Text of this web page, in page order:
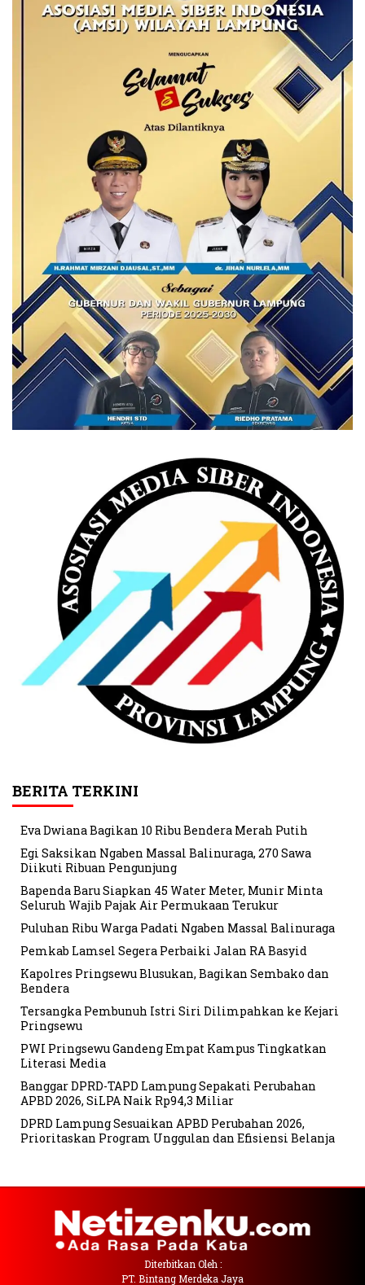
BERITA TERKINI
Eva Dwiana Bagikan 10 Ribu Bendera Merah Putih
Egi Saksikan Ngaben Massal Balinuraga, 270 Sawa
Diikuti Ribuan Pengunjung
Bapenda Baru Siapkan 45 Water Meter, Munir Minta
Seluruh Wajib Pajak Air Permukaan Terukur
Puluhan Ribu Warga Padati Ngaben Massal Balinuraga
Pemkab Lamsel Segera Perbaiki Jalan RA Basyid
Kapolres Pringsewu Blusukan, Bagikan Sembako dan
Bendera
Tersangka Pembunuh Istri Siri Dilimpahkan ke Kejari
Pringsewu
PWI Pringsewu Gandeng Empat Kampus Tingkatkan
Literasi Media
Banggar DPRD-TAPD Lampung Sepakati Perubahan
APBD 2026, SiLPA Naik Rp94,3 Miliar
DPRD Lampung Sesuaikan APBD Perubahan 2026,
Prioritaskan Program Unggulan dan Efisiensi Belanja
Diterbitkan Oleh :
PT. Bintang Merdeka Jaya